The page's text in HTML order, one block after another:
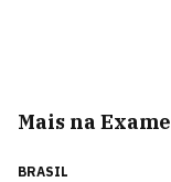
Mais na Exame
BRASIL